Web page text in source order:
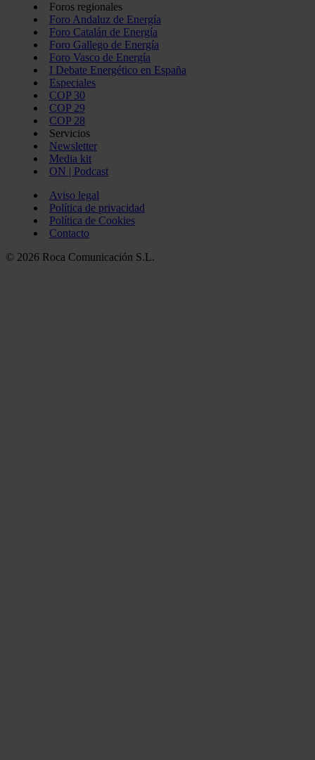
Foros regionales
Foro Andaluz de Energía
Foro Catalán de Energía
Foro Gallego de Energía
Foro Vasco de Energía
I Debate Energético en España
Especiales
COP 30
COP 29
COP 28
Servicios
Newsletter
Media kit
ON | Podcast
Aviso legal
Política de privacidad
Política de Cookies
Contacto
© 2026 Roca Comunicación S.L.